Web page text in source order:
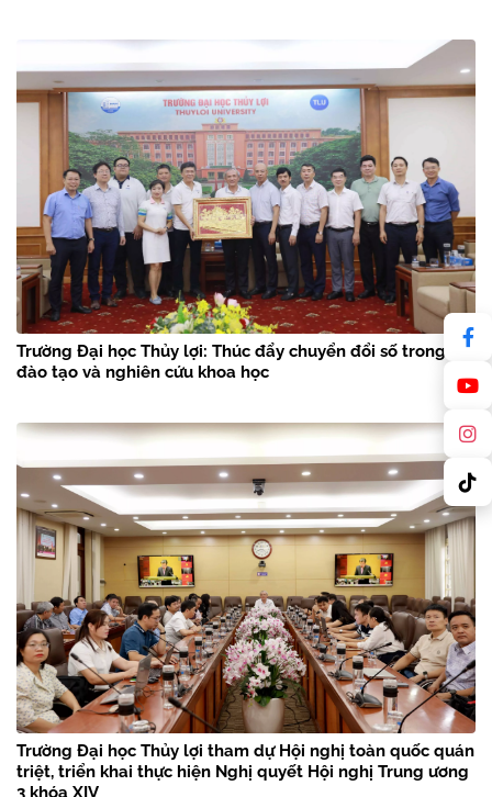
Trường Đại học Thủy lợi: Thúc đẩy chuyển đổi số trong
đào tạo và nghiên cứu khoa học
Trường Đại học Thủy lợi tham dự Hội nghị toàn quốc quán
triệt, triển khai thực hiện Nghị quyết Hội nghị Trung ương
3 khóa XIV